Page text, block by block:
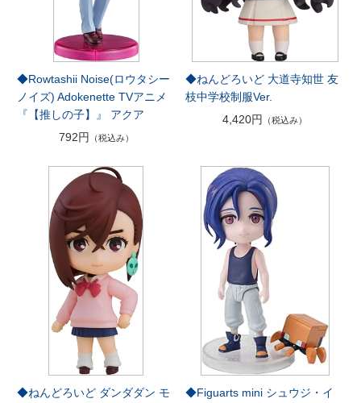
◆Rowtashii Noise(ロウタシー
ノイズ) Adokenette TVアニメ
『【推しの子】』 アクア
792円
（税込み）
◆ねんどろいど 大道寺知世 友
枝中学校制服Ver.
4,420円
（税込み）
◆ねんどろいど ダンダダン モ
◆Figuarts mini シュウジ・イ